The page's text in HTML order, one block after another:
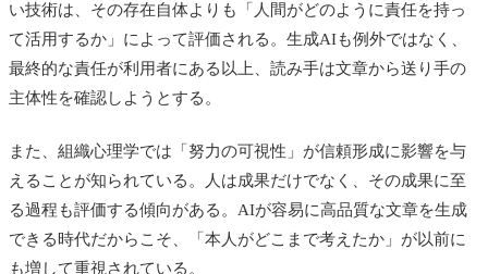
い技術は、その存在自体よりも「人間がどのように責任を持っ
て活用するか」によって評価される。生成AIも例外ではなく、
最終的な責任が利用者にある以上、読み手は文章から送り手の
主体性を確認しようとする。
また、組織心理学では「努力の可視性」が信頼形成に影響を与
えることが知られている。人は成果だけでなく、その成果に至
る過程も評価する傾向がある。AIが容易に高品質な文章を生成
できる時代だからこそ、「本人がどこまで考えたか」が以前に
も増して重視されている。